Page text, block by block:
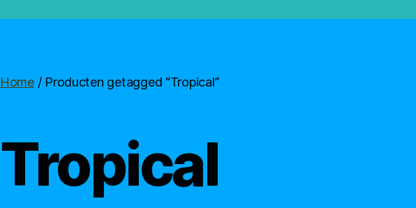
Home/ Producten getagged “Tropical”
Tropical